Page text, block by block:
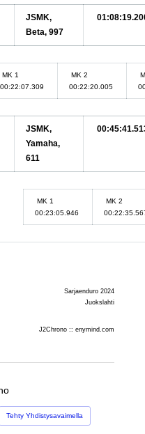
JSMK,
Beta, 997
MK 1
00:22:07.309
MK 2
00:22:20.005
JSMK,
Yamaha,
611
MK 1
00:23:05.946
MK 2
Sarjaenduro 2024
Juokslahti
J2Chrono :: enymind.com
Tehty Yhdistysavaimella